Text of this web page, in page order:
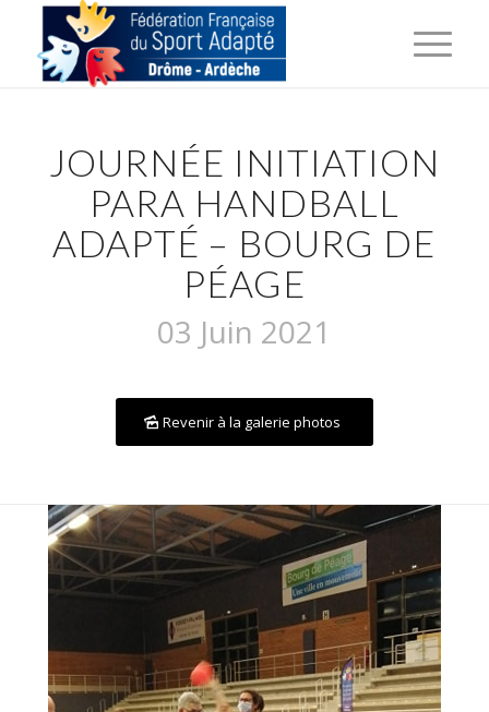
JOURNÉE INITIATION
PARA HANDBALL
ADAPTÉ – BOURG DE
PÉAGE
03 Juin 2021
Revenir à la galerie photos